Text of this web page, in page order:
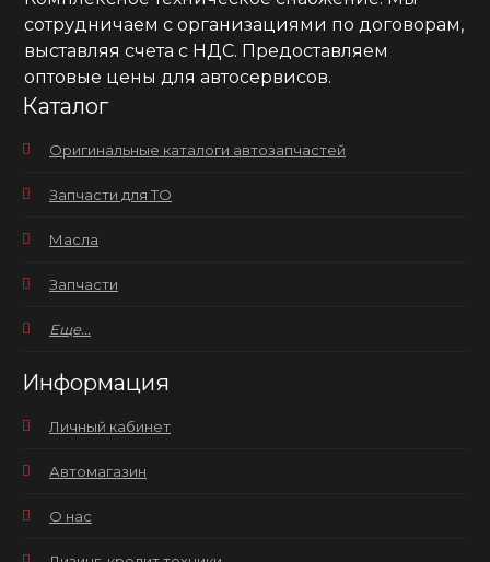
сотрудничаем с организациями по договорам,
выставляя счета с НДС. Предоставляем
оптовые цены для автосервисов.
Каталог
Оригинальные каталоги автозапчастей
Запчасти для ТО
Масла
Запчасти
Еще...
Информация
Личный кабинет
Автомагазин
О нас